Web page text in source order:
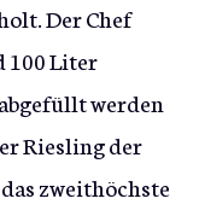
Der Chef
100 Liter
werden
Riesling der
zweithöchste